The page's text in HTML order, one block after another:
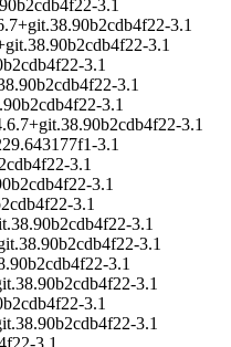
3.1
3.1
3.1
3.1
3.1
3.1
3.1
3.1
3.1
3.1
3.1
3.1
3.1
3.1
3.1
3.1
3.1
3.1